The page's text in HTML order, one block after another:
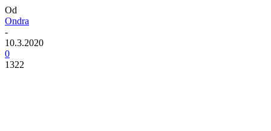
Od
Ondra
-
10.3.2020
0
1322